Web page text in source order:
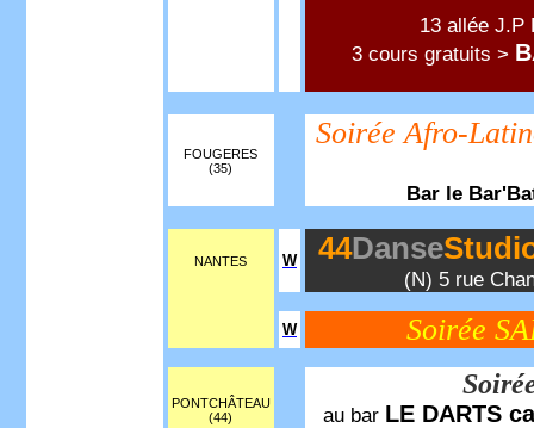
13 allée J.P
3 cours gratuits >
FOUGERES
(35)
Soirée Afro-
Bar le
NANTES W 44Danse
(N) 5 rue
W Soirée
PONTCHÂTEAU
(44)
au bar LE DARTS